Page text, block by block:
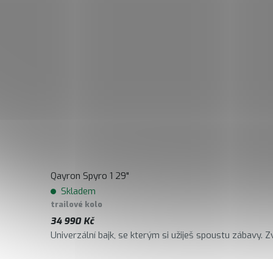
Qayron Spyro 1 29"
Skladem
trailové kolo
34 990 Kč
Univerzální bajk, se kterým si užiješ spoustu zábavy.